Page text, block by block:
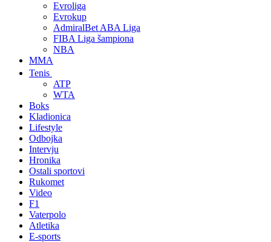
Evroliga
Evrokup
AdmiralBet ABA Liga
FIBA Liga šampiona
NBA
MMA
Tenis
ATP
WTA
Boks
Kladionica
Lifestyle
Odbojka
Intervju
Hronika
Ostali sportovi
Rukomet
Video
F1
Vaterpolo
Atletika
E-sports